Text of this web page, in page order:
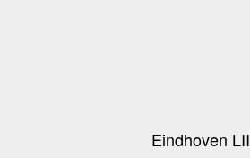
Eindhoven LII